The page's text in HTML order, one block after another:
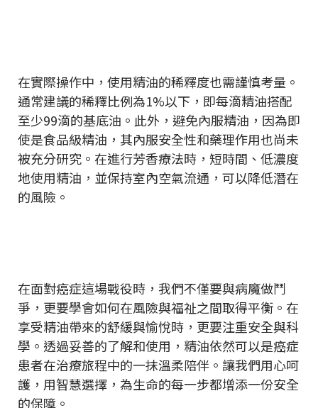
在實際操作中，使用精油的稀釋度也需謹慎考量。
通常建議的稀釋比例為1%以下，即每滴精油搭配
至少99滴的基底油。此外，避免內服精油，因為即
使是食品級精油，其內服安全性和藥理作用也尚未
被充分研究。在進行芳香療法時，短時間、低濃度
地使用精油，並保持室內空氣流通，可以降低潛在
的風險。
在面對癌症這場戰役時，我們不僅要與病魔做鬥
爭，更要學會如何在風險與福祉之間取得平衡。在
享受精油帶來的舒緩與愉悅時，更要注重安全與科
學。透過妥善的了解和使用，精油依然可以是癌症
患者在治療旅程中的一抹溫柔陪伴。讓我們用心呵
護，用智慧選擇，為生命的每一步都增添一份安全
的保障。